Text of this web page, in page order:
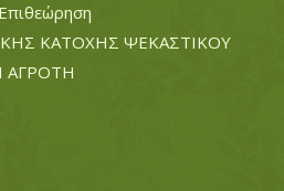
ΚΑΤΟΧΗΣ ΨΕΚΑΣΤΙΚΟΥ
ΑΓΡΟΤΗ